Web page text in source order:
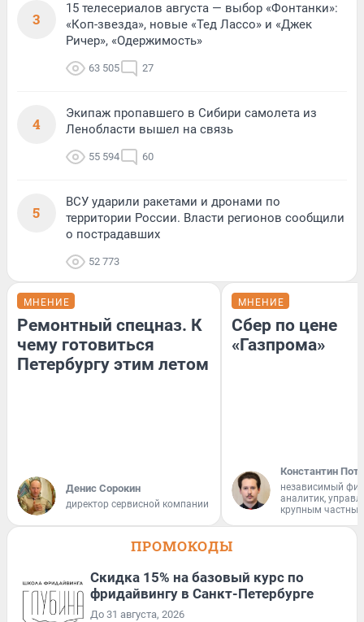
3
15 телесериалов августа — выбор «Фонтанки»:
«Коп-звезда», новые «Тед Лассо» и «Джек
Ричер», «Одержимость»
63 505 27
4
Экипаж пропавшего в Сибири самолета из
Ленобласти вышел на связь
55 594 60
5
ВСУ ударили ракетами и дронами по
территории России. Власти регионов сообщили
о пострадавших
52 773
МНЕНИЕ
Ремонтный спецназ. К
чему готовиться
Петербургу этим летом
Денис Сорокин
директор сервисной компании
МНЕНИЕ
Сбер по цене
«Газпрома»
Константин
независимый
аналитик,
крупным
ПРОМОКОДЫ
Скидка 15% на базовый курс по
фридайвингу в Санкт-Петербурге
До 31 августа, 2026